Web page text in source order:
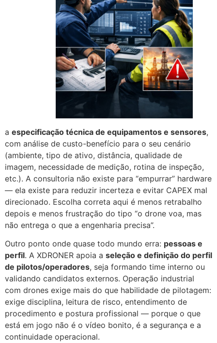
a especificação técnica de equipamentos e sensores,
com análise de custo-benefício para o seu cenário
(ambiente, tipo de ativo, distância, qualidade de
imagem, necessidade de medição, rotina de inspeção,
etc.). A consultoria não existe para “empurrar” hardware
— ela existe para reduzir incerteza e evitar CAPEX mal
direcionado. Escolha correta aqui é menos retrabalho
depois e menos frustração do tipo “o drone voa, mas
não entrega o que a engenharia precisa”.
Outro ponto onde quase todo mundo erra: pessoas e
perfil. A XDRONER apoia a seleção e definição do perfil
de pilotos/operadores, seja formando time interno ou
validando candidatos externos. Operação industrial
com drones exige mais do que habilidade de pilotagem:
exige disciplina, leitura de risco, entendimento de
procedimento e postura profissional — porque o que
está em jogo não é o vídeo bonito, é a segurança e a
continuidade operacional.